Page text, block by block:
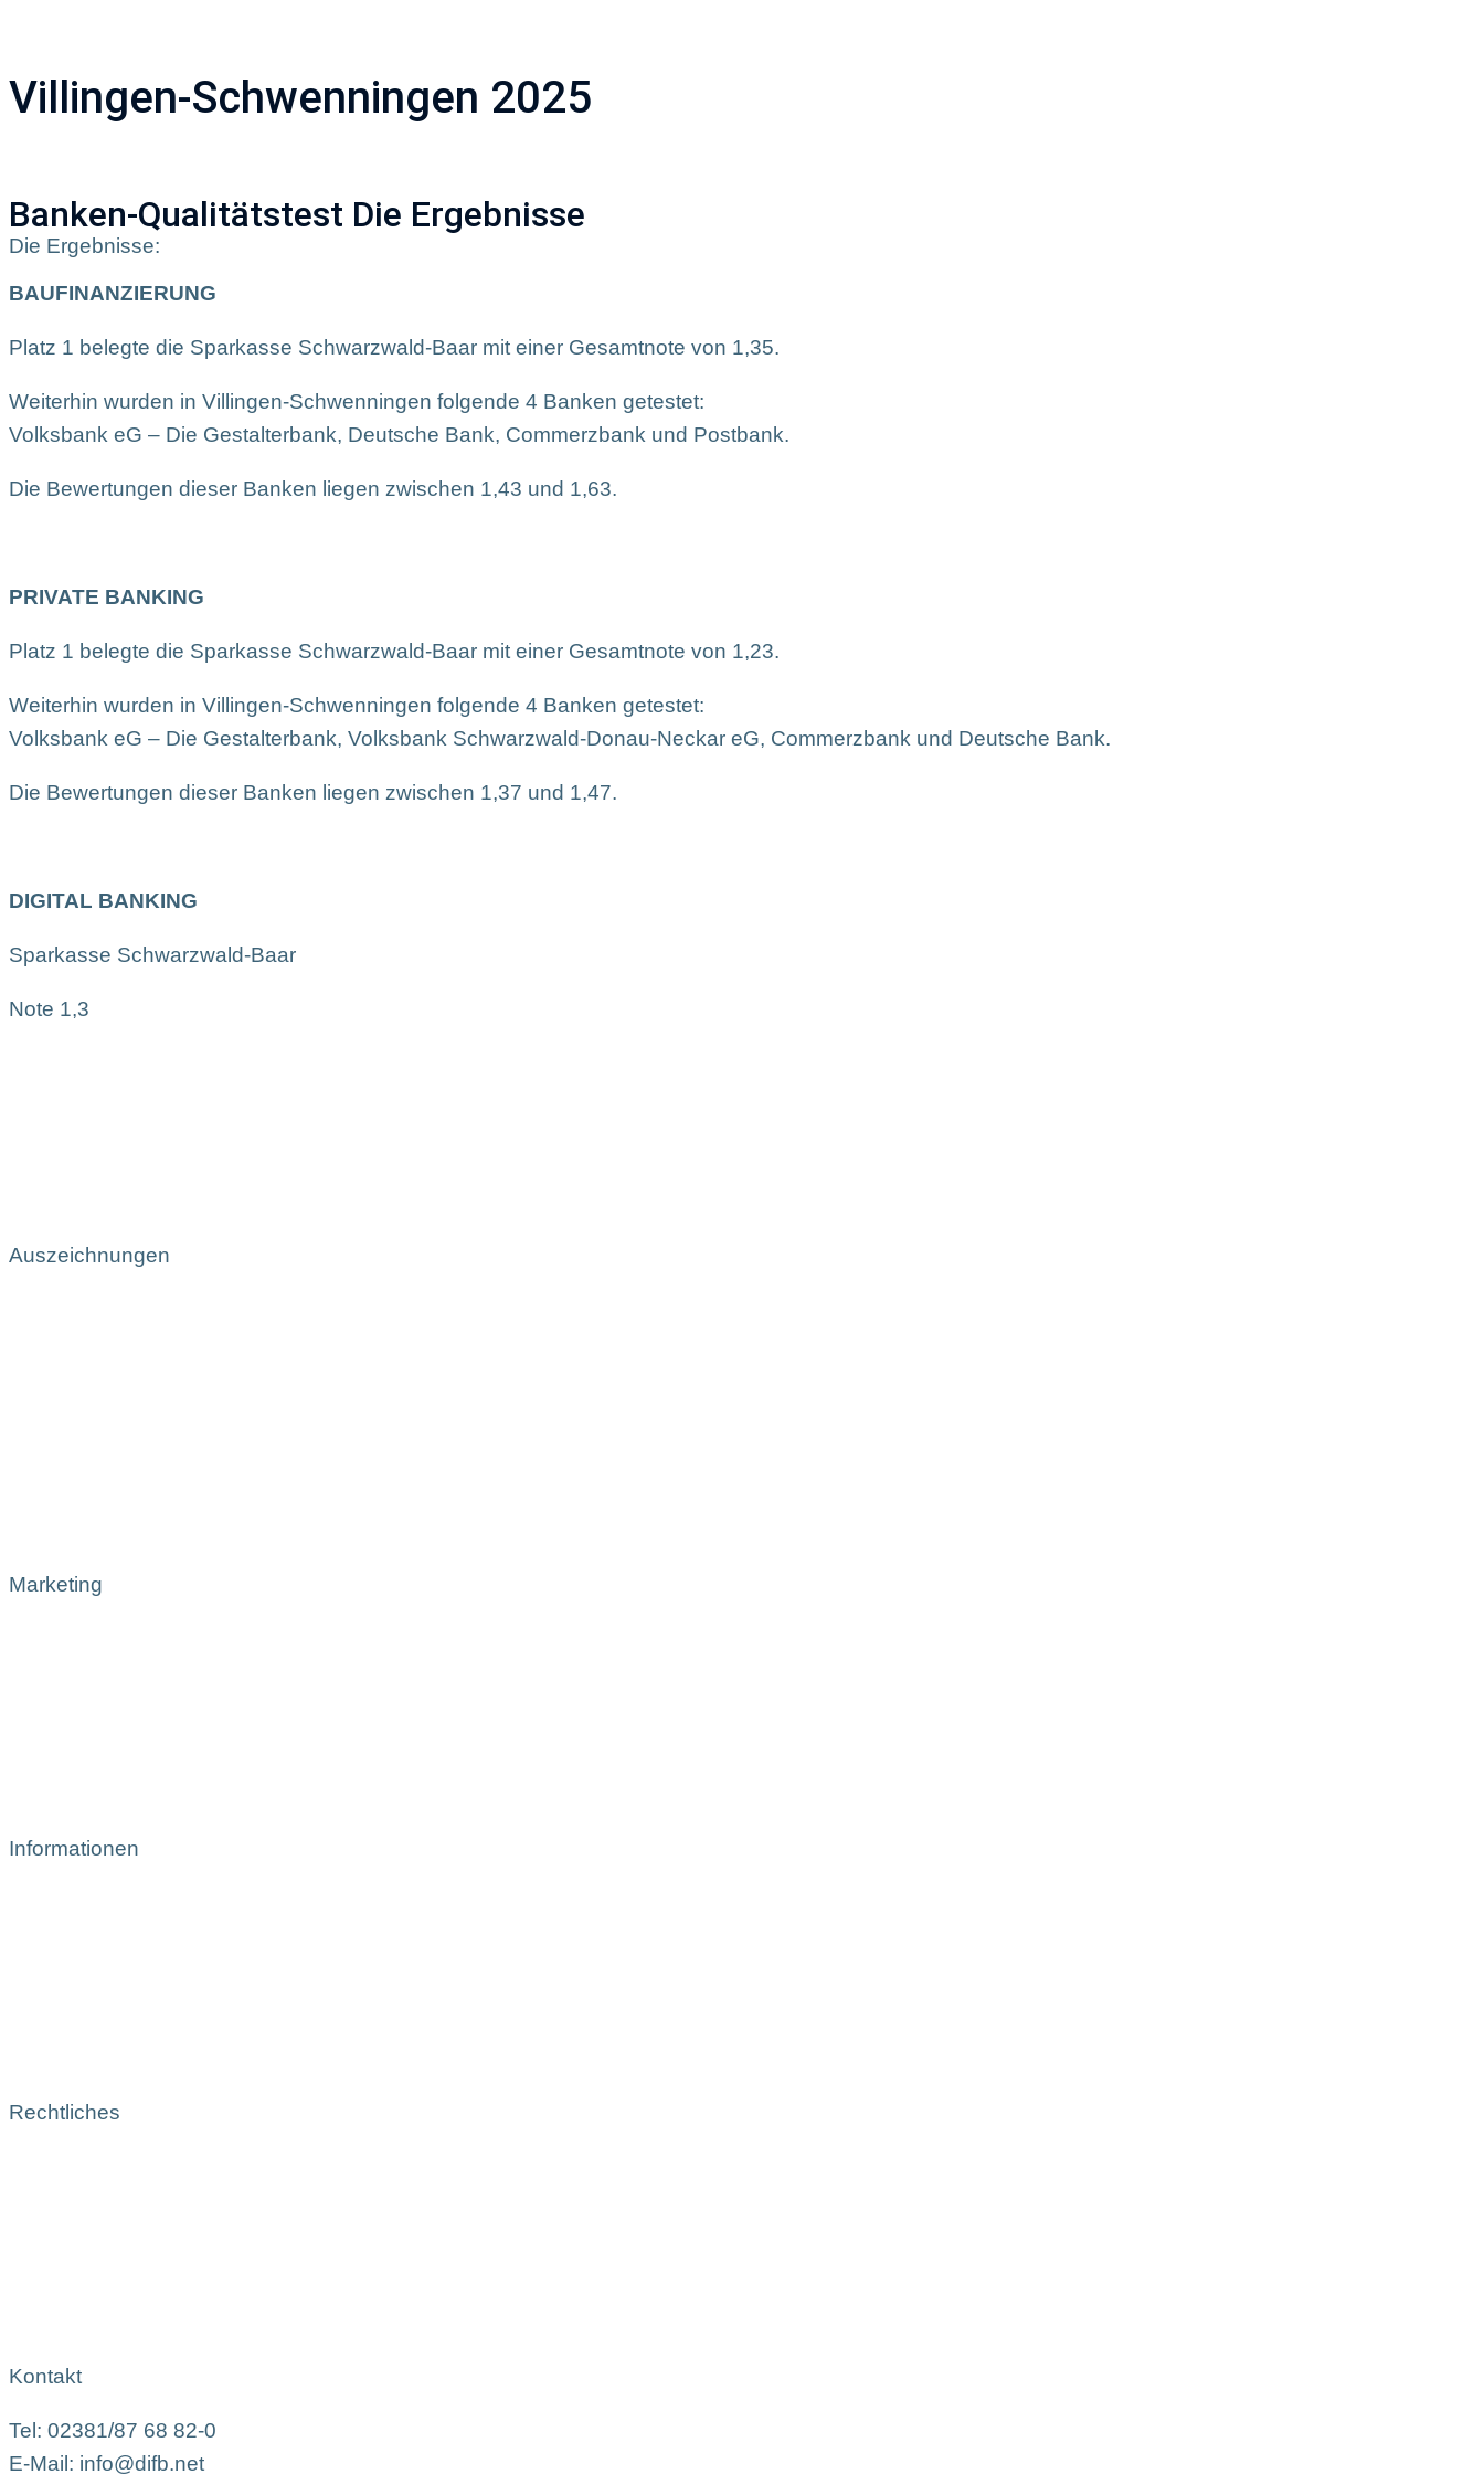
Villingen-Schwenningen 2025
Banken-Qualitätstest Die Ergebnisse
Die Ergebnisse:
BAUFINANZIERUNG
Platz 1 belegte die Sparkasse Schwarzwald-Baar mit einer Gesamtnote von 1,35.
Weiterhin wurden in Villingen-Schwenningen folgende 4 Banken getestet:
Volksbank eG – Die Gestalterbank, Deutsche Bank, Commerzbank und Postbank.
Die Bewertungen dieser Banken liegen zwischen 1,43 und 1,63.
PRIVATE BANKING
Platz 1 belegte die Sparkasse Schwarzwald-Baar mit einer Gesamtnote von 1,23.
Weiterhin wurden in Villingen-Schwenningen folgende 4 Banken getestet:
Volksbank eG – Die Gestalterbank, Volksbank Schwarzwald-Donau-Neckar eG, Commerzbank und Deutsche Bank.
Die Bewertungen dieser Banken liegen zwischen 1,37 und 1,47.
DIGITAL BANKING
Sparkasse Schwarzwald-Baar
Note 1,3
Auszeichnungen
Marketing
Informationen
Rechtliches
Kontakt
Tel: 02381/87 68 82-0
E-Mail: info@difb.net